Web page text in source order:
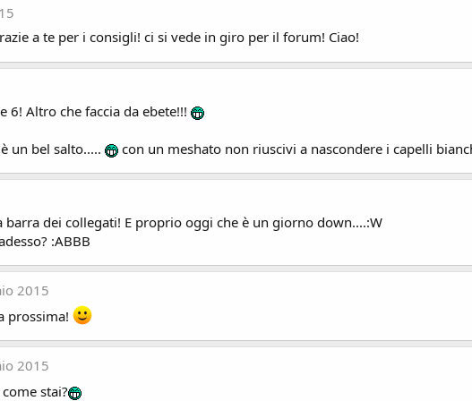
a te per i consigli! ci si vede in giro per il forum! Ciao!
6! Altro che faccia da ebete!!!
un bel salto..... con un meshato non riuscivi a nascondere i capelli
dei collegati! E proprio oggi che è un giorno down....:W
:ABBB
2015
prossima!
2015
come stai?